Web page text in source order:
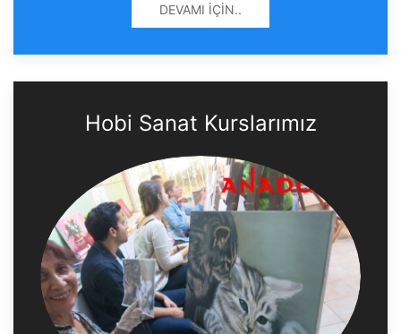
DEVAMI İÇIN..
Hobi Sanat Kurslarımız